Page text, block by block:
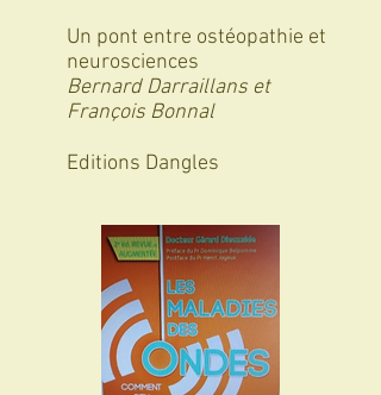
Un pont entre ostéopathie et
neurosciences
Bernard Darraillans et
François Bonnal
Editions Dangles